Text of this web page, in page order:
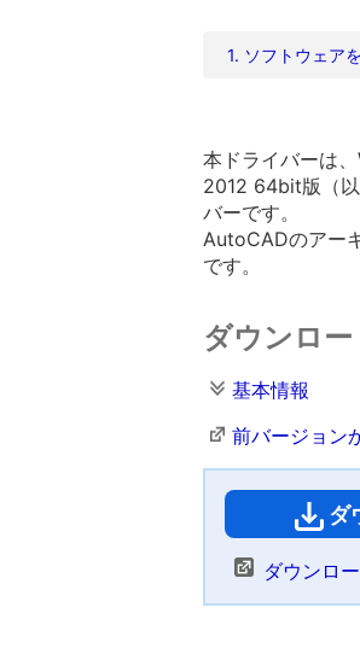
1. ソフトウェア
本ドライバーは
2012 64bit版（
バーです。
AutoCADのアー
です。
ダウンロ
基本情報
前バージョン
ダ
ダウンロ